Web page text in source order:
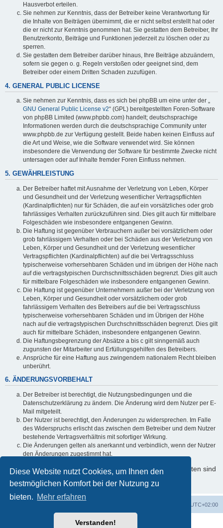
Diese Website nutzt Cookies, um Ihnen den
bestmöglichen Komfort bei der Nutzung zu
bieten. Mehr erfahren
Verstanden!
Hausverbot erteilen.
Sie nehmen zur Kenntnis, dass der Betreiber keine Verantwortung für
die Inhalte von Beiträgen übernimmt, die er nicht selbst erstellt hat oder
die er nicht zur Kenntnis genommen hat. Sie gestatten dem Betreiber, Ihr
Benutzerkonto, Beiträge und Funktionen jederzeit zu löschen oder zu
sperren.
Sie gestatten dem Betreiber darüber hinaus, Ihre Beiträge abzuändern,
sofern sie gegen o. g. Regeln verstoßen oder geeignet sind, dem
Betreiber oder einem Dritten Schaden zuzufügen.
4. GENERAL PUBLIC LICENSE
Sie nehmen zur Kenntnis, dass es sich bei phpBB um eine unter der „
GNU General Public License v2“ (GPL) bereitgestellten Foren-Software
von phpBB Limited (www.phpbb.com) handelt; deutschsprachige
Informationen werden durch die deutschsprachige Community unter
www.phpbb.de zur Verfügung gestellt. Beide haben keinen Einfluss auf
die Art und Weise, wie die Software verwendet wird. Sie können
insbesondere die Verwendung der Software für bestimmte Zwecke nicht
untersagen oder auf Inhalte fremder Foren Einfluss nehmen.
5. GEWÄHRLEISTUNG
Der Betreiber haftet mit Ausnahme der Verletzung von Leben, Körper
und Gesundheit und der Verletzung wesentlicher Vertragspflichten
(Kardinalpflichten) nur für Schäden, die auf ein vorsätzliches oder grob
fahrlässiges Verhalten zurückzuführen sind. Dies gilt auch für mittelbare
Folgeschäden wie insbesondere entgangenen Gewinn.
Die Haftung ist gegenüber Verbrauchern außer bei vorsätzlichem oder
grob fahrlässigem Verhalten oder bei Schäden aus der Verletzung von
Leben, Körper und Gesundheit und der Verletzung wesentlicher
Vertragspflichten (Kardinalpflichten) auf die bei Vertragsschluss
typischerweise vorhersehbaren Schäden und im übrigen der Höhe nach
auf die vertragstypischen Durchschnittsschäden begrenzt. Dies gilt auch
für mittelbare Folgeschäden wie insbesondere entgangenen Gewinn.
Die Haftung ist gegenüber Unternehmern außer bei der Verletzung von
Leben, Körper und Gesundheit oder vorsätzlichem oder grob
fahrlässigem Verhalten des Betreibers auf die bei Vertragsschluss
typischerweise vorhersehbaren Schäden und im Übrigen der Höhe
nach auf die vertragstypischen Durchschnittsschäden begrenzt. Dies gilt
auch für mittelbare Schäden, insbesondere entgangenen Gewinn.
Die Haftungsbegrenzung der Absätze a bis c gilt sinngemäß auch
zugunsten der Mitarbeiter und Erfüllungsgehilfen des Betreibers.
Ansprüche für eine Haftung aus zwingendem nationalem Recht bleiben
unberührt.
6. ÄNDERUNGSVORBEHALT
Der Betreiber ist berechtigt, die Nutzungsbedingungen und die
Datenschutzerklärung zu ändern. Die Änderung wird dem Nutzer per E-
Mail mitgeteilt.
Der Nutzer ist berechtigt, den Änderungen zu widersprechen. Im Falle
des Widerspruchs erlischt das zwischen dem Betreiber und dem Nutzer
bestehende Vertragsverhältnis mit sofortiger Wirkung.
Die Änderungen gelten als anerkannt und verbindlich, wenn der Nutzer
den Änderungen zugestimmt hat.
Informationen über den Umgang mit Ihren persönlichen Daten sind
in der Datenschutzerklärung enthalten.
UTC+02:00
Powered byphpBB® Forum Software © phpBB Limited